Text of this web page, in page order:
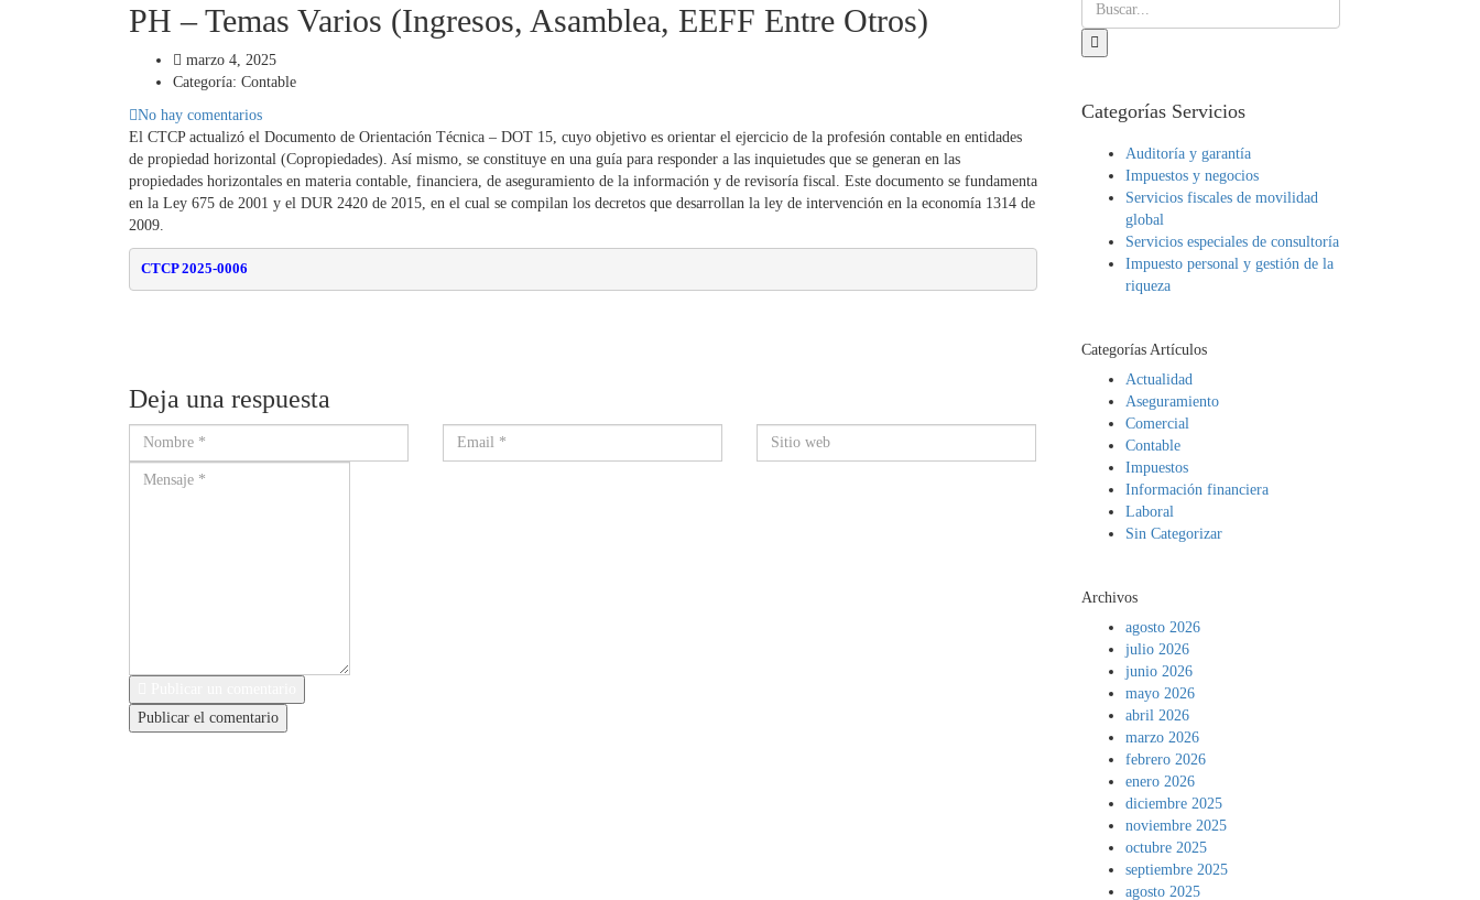
PH – Temas Varios (Ingresos, Asamblea, EEFF Entre Otros)
marzo 4, 2025
Categoría: Contable
No hay comentarios
El CTCP actualizó el Documento de Orientación Técnica – DOT 15, cuyo objetivo es orientar el ejercicio de la profesión contable en entidades
de propiedad horizontal (Copropiedades). Así mismo, se constituye en una guía para responder a las inquietudes que se generan en las
propiedades horizontales en materia contable, financiera, de aseguramiento de la información y de revisoría fiscal. Este documento se fundamenta
en la Ley 675 de 2001 y el DUR 2420 de 2015, en el cual se compilan los decretos que desarrollan la ley de intervención en la economía 1314 de
2009.
CTCP 2025-0006
Deja una respuesta
Categorías Servicios
Auditoría y garantía
Impuestos y negocios
Servicios fiscales de movilidad
global
Servicios especiales de consultoría
Impuesto personal y gestión de la
riqueza
Categorías Artículos
Actualidad
Aseguramiento
Comercial
Contable
Impuestos
Información financiera
Laboral
Sin Categorizar
Archivos
agosto 2026
julio 2026
junio 2026
mayo 2026
abril 2026
marzo 2026
febrero 2026
enero 2026
diciembre 2025
noviembre 2025
octubre 2025
septiembre 2025
agosto 2025